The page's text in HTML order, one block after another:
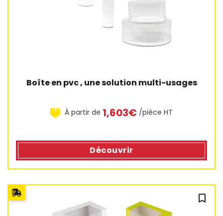
4 avis
Boîte en pvc , une solution multi-usages
À partir de 1,603€ /pièce HT
Découvrir
bookmark_outline